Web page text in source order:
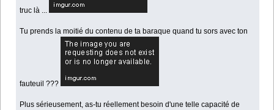
truc là ...
Tu prends la moitié du contenu de ta baraque quand tu sors avec ton
fauteuil ???
Plus sérieusement, as-tu réellement besoin d'une telle capacité de